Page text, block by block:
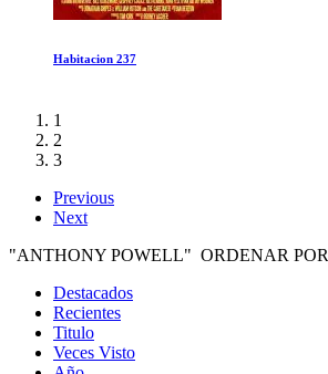
Harry Potter: Regreso a Hogwarts
1
2
3
Previous
Next
"ANTHONY POWELL" ORDENAR POR
Destacados
Recientes
Titulo
Veces Visto